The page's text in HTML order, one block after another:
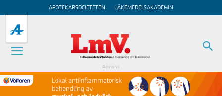
APOTEKARSOCIETETEN LÄKEMEDELSAKADEMIN
Annons